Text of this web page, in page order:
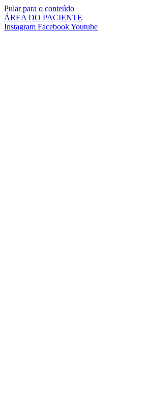
Pular para o conteúdo
ÁREA DO PACIENTE
Instagram FacebookYoutube